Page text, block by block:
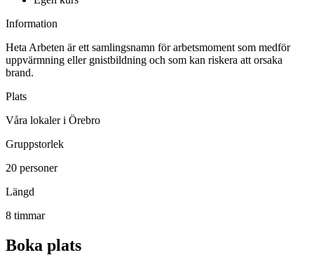
Information
Heta Arbeten är ett samlingsnamn för arbetsmoment som medför
uppvärmning eller gnistbildning och som kan riskera att orsaka
brand.
Plats
Våra lokaler i Örebro
Gruppstorlek
20 personer
Längd
8 timmar
Boka plats